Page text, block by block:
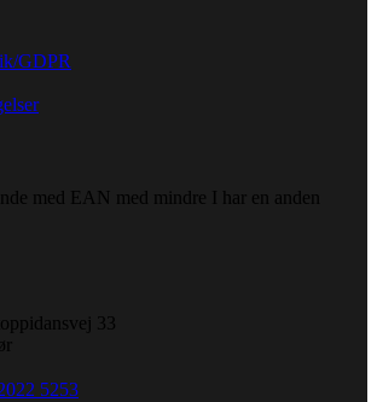
GDPR
med EAN med mindre I har en anden
33
5253